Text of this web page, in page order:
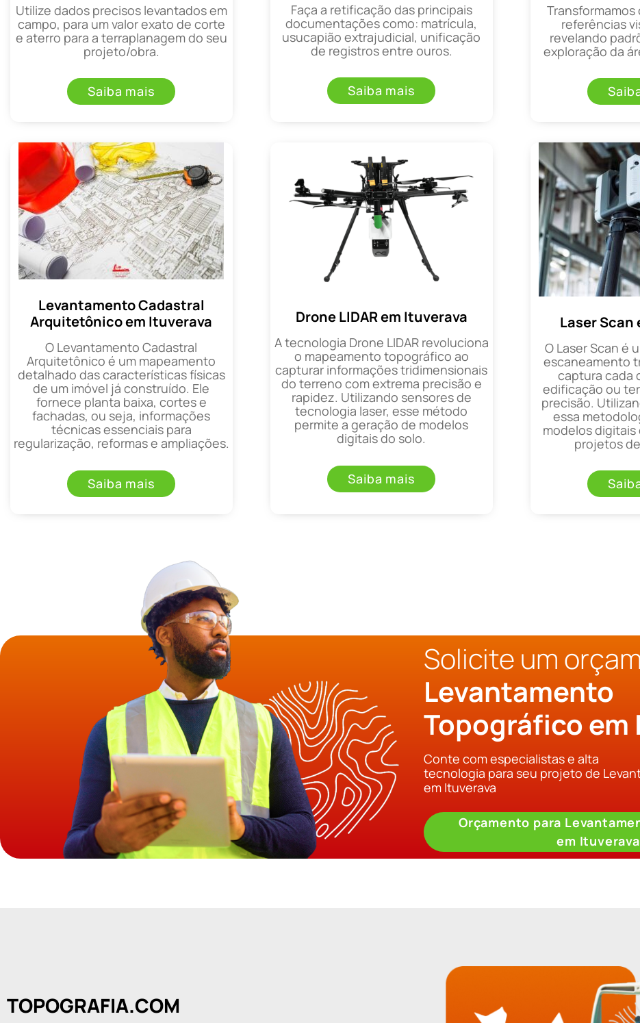
Utilize dados precisos levantados em
campo, para um valor exato de corte
e aterro para a terraplanagem do seu
projeto/obra.
Saiba mais
Faça a retificação das principais
documentações como: matrícula,
usucapião extrajudicial, unificação
de registros entre ouros.
Saiba mais
referências
revelando
exploração da
Levantamento Cadastral
Arquitetônico em Ituverava
O Levantamento Cadastral
Arquitetônico é um mapeamento
detalhado das características físicas
de um imóvel já construído. Ele
fornece planta baixa, cortes e
fachadas, ou seja, informações
técnicas essenciais para
regularização, reformas e ampliações.
Saiba mais
Drone LIDAR em Ituverava
A tecnologia Drone LIDAR revoluciona
o mapeamento topográfico ao
capturar informações tridimensionais
do terreno com extrema precisão e
rapidez. Utilizando sensores de
tecnologia laser, esse método
permite a geração de modelos
digitais do solo.
Saiba mais
Laser Scan
O Laser Scan é
escaneamento
captura cada
edificação ou
precisão.
essa
modelos digitais
projetos
Solicite um
Levantamento
Topográfico em
Conte com especialistas e alta
tecnologia para seu projeto de
em Ituverava
Orçamento para
em Ituverava
TOPOGRAFIA.COM